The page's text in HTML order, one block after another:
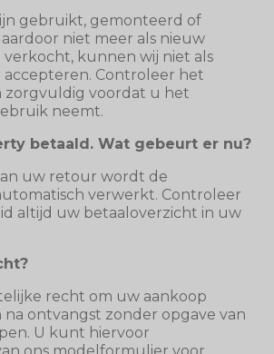
gebruikt, gemonteerd of
niet meer als nieuw
kunnen wij niet als
Controleer het
zorgvuldig voordat u het
neemt.
betaald. Wat gebeurt er nu?
uw retour wordt de
verwerkt. Controleer
altijd uw betaaloverzicht in uw
recht om uw aankoop
na ontvangst zonder opgave van
U kunt hiervoor